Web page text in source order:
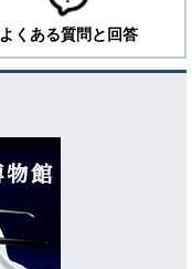
よくある質問と回答